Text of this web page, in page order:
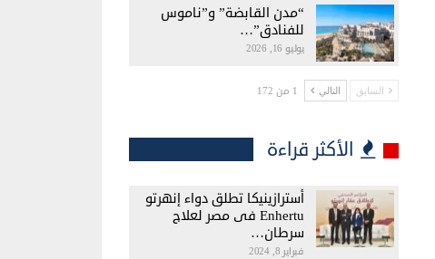
“مدن القابضة” و”ناموس
للفنادق”…
يوليو 16, 2026
السابق التالي 1 من 172
الأكثر قراءة
أسترازينيكا تطلق دواء إنهرتو
Enhertu فى مصر لعلاج
سرطان…
فبراير 8, 2024